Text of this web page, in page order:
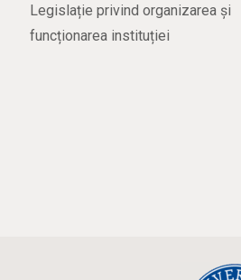
Legislație privind organizarea și
funcționarea instituției